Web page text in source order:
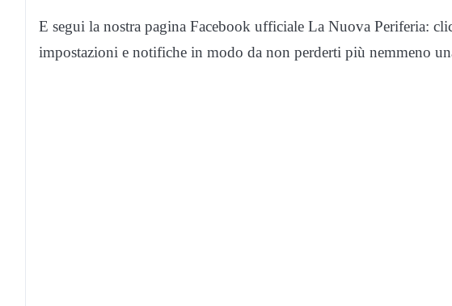
E segui la nostra pagina Facebook ufficiale La Nuova Periferia:
impostazioni e notifiche in modo da non perderti più nemmeno